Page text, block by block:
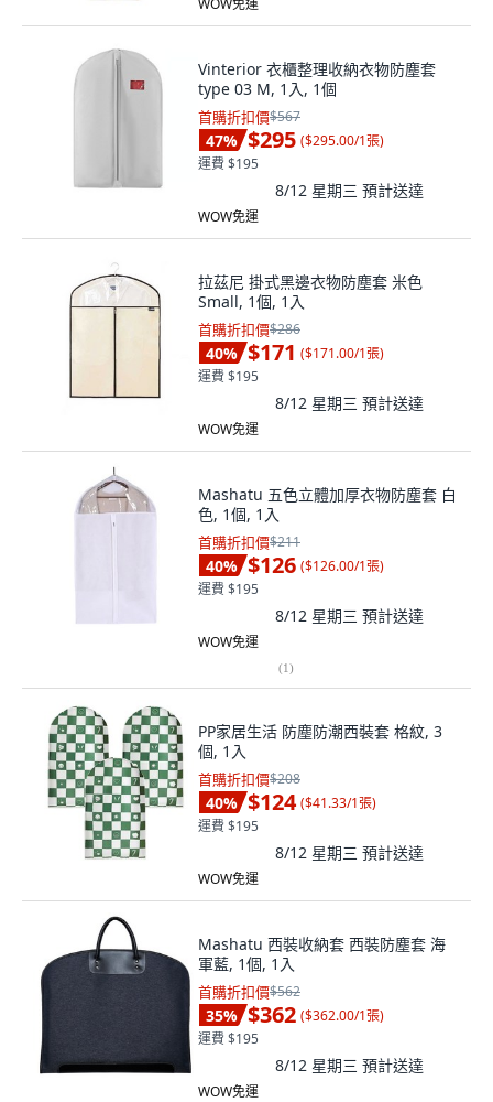
WOW免運
Vinterior 衣櫃整理收納衣物防塵套
type 03 M, 1入, 1個
首購折扣價$567
47% $295 ($295.00/1張)
運費 $195
8/12 星期三 預計送達
WOW免運
拉茲尼 掛式黑邊衣物防塵套 米色
Small, 1個, 1入
首購折扣價$286
40% $171 ($171.00/1張)
運費 $195
8/12 星期三 預計送達
WOW免運
Mashatu 五色立體加厚衣物防塵套 白
色, 1個, 1入
首購折扣價$211
40% $126 ($126.00/1張)
運費 $195
8/12 星期三 預計送達
WOW免運
(1)
PP家居生活 防塵防潮西裝套 格紋, 3
個, 1入
首購折扣價$208
40% $124 ($41.33/1張)
運費 $195
8/12 星期三 預計送達
WOW免運
Mashatu 西裝收納套 西裝防塵套 海
軍藍, 1個, 1入
首購折扣價$562
35% $362 ($362.00/1張)
運費 $195
8/12 星期三 預計送達
WOW免運